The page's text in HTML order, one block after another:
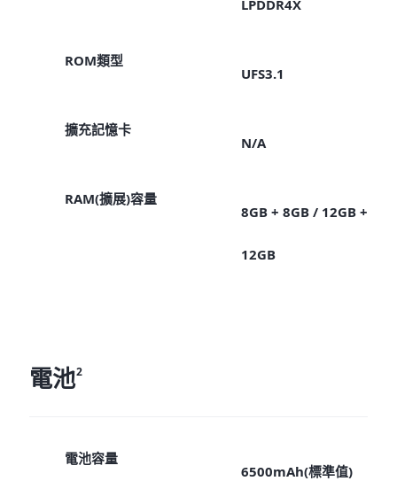
LPDDR4X
ROM類型
UFS3.1
擴充記憶卡
N/A
RAM(擴展)容量
8GB + 8GB / 12GB +
12GB
電池2
電池容量
6500mAh(標準值)